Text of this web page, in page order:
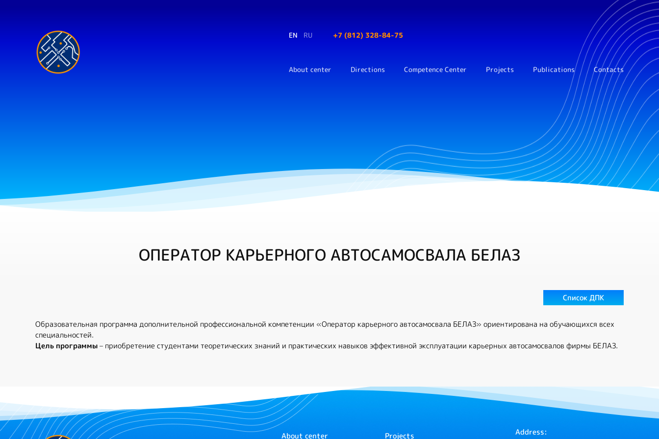
EN RU +7 (812) 328-84-75
About center Directions Competence Center Projects Publications Сontacts
ОПЕРАТОР КАРЬЕРНОГО АВТОСАМОСВАЛА БЕЛАЗ
Список ДПК
Образовательная программа дополнительной профессиональной компетенции «Оператор карьерного автосамосвала БЕЛАЗ» ориентирована на обучающихся всех
специальностей.
Цель программы– приобретение студентами теоретических знаний и практических навыков эффективной эксплуатации карьерных автосамосвалов фирмы БЕЛАЗ.
About center Projects Address: